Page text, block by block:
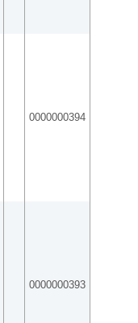
0000000394
0000000393